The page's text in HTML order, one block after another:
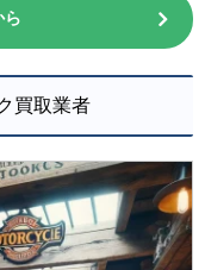
ら
買取業者